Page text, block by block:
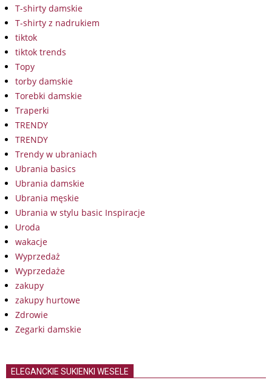
T-shirty damskie
T-shirty z nadrukiem
tiktok
tiktok trends
Topy
torby damskie
Torebki damskie
Traperki
TRENDY
TRENDY
Trendy w ubraniach
Ubrania basics
Ubrania damskie
Ubrania męskie
Ubrania w stylu basic Inspiracje
Uroda
wakacje
Wyprzedaż
Wyprzedaże
zakupy
zakupy hurtowe
Zdrowie
Zegarki damskie
ELEGANCKIE SUKIENKI WESELE